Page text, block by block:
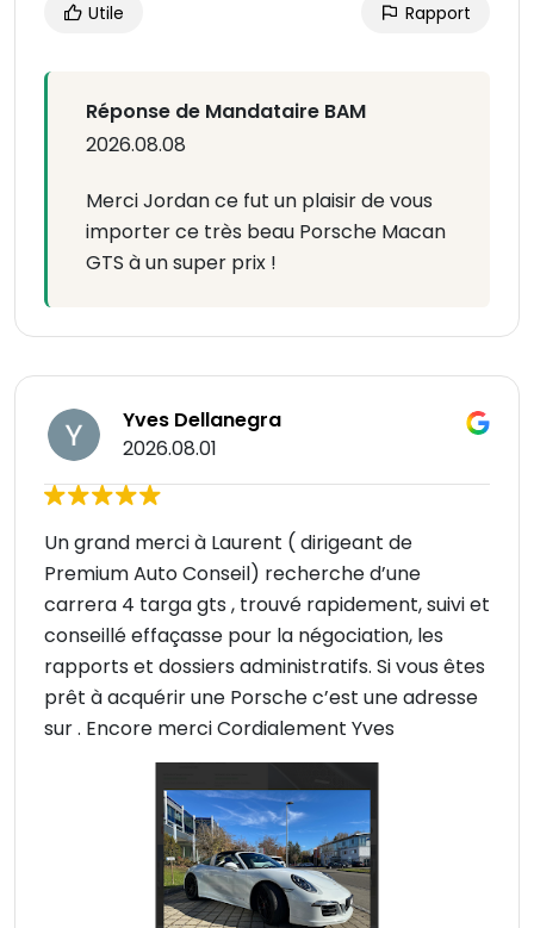
Utile Rapport
Réponse de Mandataire BAM
2026.08.08
Merci Jordan ce fut un plaisir de vous
importer ce très beau Porsche Macan
GTS à un super prix !
Yves Dellanegra
2026.08.01
Un grand merci à Laurent ( dirigeant de
Premium Auto Conseil) recherche d’une
carrera 4 targa gts , trouvé rapidement, suivi et
conseillé effaçasse pour la négociation, les
rapports et dossiers administratifs. Si vous êtes
prêt à acquérir une Porsche c’est une adresse
sur . Encore merci Cordialement Yves